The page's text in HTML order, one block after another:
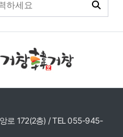
로 172(2층) / TEL 055-945-